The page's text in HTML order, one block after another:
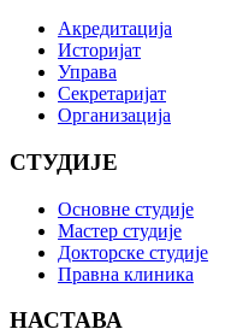
Акредитација
Историјат
Управа
Секретаријат
Организација
СТУДИЈЕ
Основне студије
Мастер студије
Докторске студије
Правна клиника
НАСТАВА